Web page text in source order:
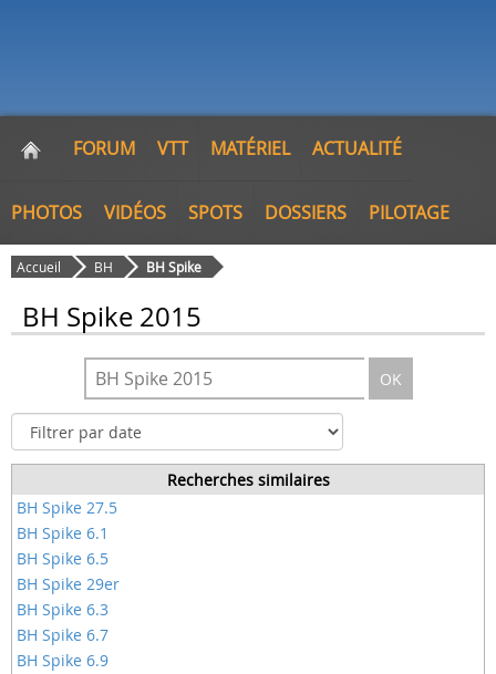
FORUM VTT MATÉRIEL ACTUALITÉ
PHOTOS VIDÉOS SPOTS DOSSIERS PILOTAGE
Accueil BH BH Spike
BH Spike 2015
OK
Recherches similaires
BH Spike 27.5
BH Spike 6.1
BH Spike 6.5
BH Spike 29er
BH Spike 6.3
BH Spike 6.7
BH Spike 6.9